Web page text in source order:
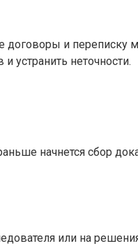
договоры и переписку
устранить неточности.
начнется сбор
или на